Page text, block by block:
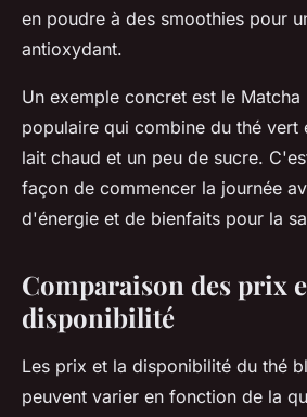
en poudre à des smoothies pour
antioxydant.
Un exemple concret est le Matcha
populaire qui combine du thé vert
lait chaud et un peu de sucre.
façon de commencer la journée
d'énergie et de bienfaits pour la
Comparaison des prix
disponibilité
Les prix et la disponibilité du thé
peuvent varier en fonction de la